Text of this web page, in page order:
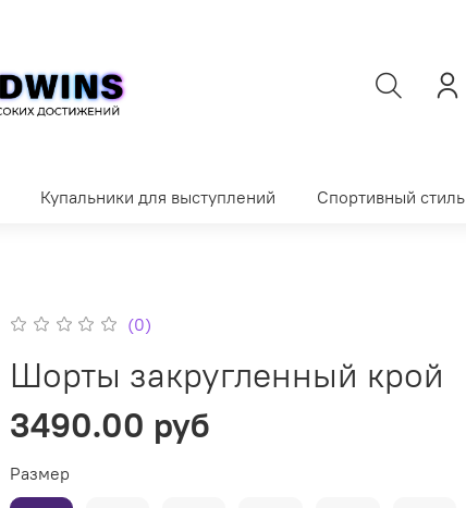
Купальники для выступлений Спортивный стиль
(0)
Шорты закругленный крой
3490.00 руб
Размер